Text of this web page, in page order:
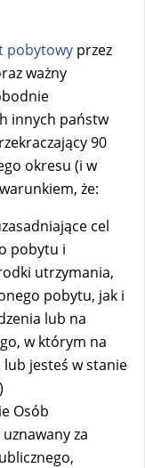
pobytowy przez
ważny
innych państw
90
okresu (i w
że:
cel
pobytu i
utrzymania,
pobytu, jak i
lub na
w którym na
jesteś w stanie
Osób
za